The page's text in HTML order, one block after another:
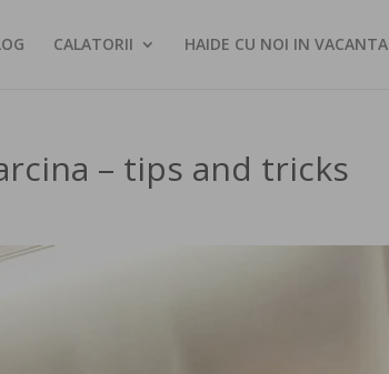
CALATORII HAIDE CU NOI IN VACANTA
– tips and tricks